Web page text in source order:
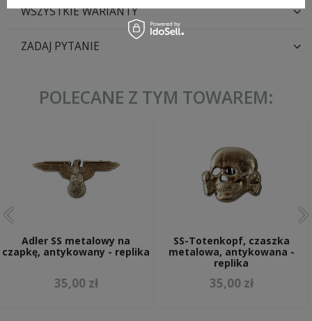
WSZYSTKIE WARIANTY
ZADAJ PYTANIE
POLECANE Z TYM TOWAREM:
Adler SS metalowy na
czapkę, antykowany - replika
35,00 zł
SS-Totenkopf, czaszka
metalowa, antykowana -
replika
35,00 zł